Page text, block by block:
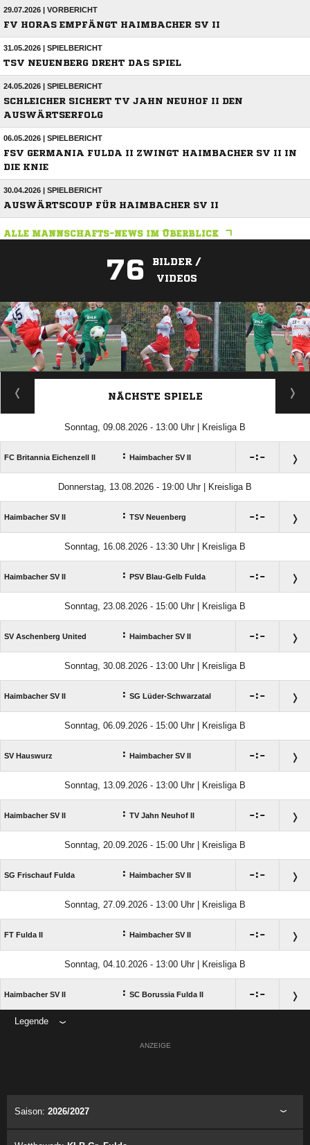
29.07.2026 | VORBERICHT
FV HORAS EMPFÄNGT HAIMBACHER SV II
31.05.2026 | SPIELBERICHT
TSV NEUENBERG DREHT DAS SPIEL
24.05.2026 | SPIELBERICHT
SCHLEICHER SICHERT TV JAHN NEUHOF II DEN
AUSWÄRTSERFOLG
06.05.2026 | SPIELBERICHT
FSV GERMANIA FULDA II ZWINGT HAIMBACHER SV II IN
DIE KNIE
30.04.2026 | SPIELBERICHT
AUSWÄRTSCOUP FÜR HAIMBACHER SV II
ALLE MANNSCHAFTS-NEWS IM ÜBERBLICK
76
BILDER /
VIDEOS
ANZEIGE
NÄCHSTE SPIELE
Sonntag, 09.08.2026 - 13:00 Uhr | Kreisliga B
FC Britannia Eichenzell II : Haimbacher SV II :
Donnerstag, 13.08.2026 - 19:00 Uhr | Kreisliga B
Haimbacher SV II : TSV Neuenberg :
Sonntag, 16.08.2026 - 13:30 Uhr | Kreisliga B
Haimbacher SV II : PSV Blau-Gelb Fulda :
Sonntag, 23.08.2026 - 15:00 Uhr | Kreisliga B
SV Aschenberg United : Haimbacher SV II :
Sonntag, 30.08.2026 - 13:00 Uhr | Kreisliga B
Haimbacher SV II : SG Lüder-Schwarzatal :
Sonntag, 06.09.2026 - 15:00 Uhr | Kreisliga B
SV Hauswurz : Haimbacher SV II :
Sonntag, 13.09.2026 - 13:00 Uhr | Kreisliga B
Haimbacher SV II : TV Jahn Neuhof II :
Sonntag, 20.09.2026 - 15:00 Uhr | Kreisliga B
SG Frischauf Fulda : Haimbacher SV II :
Sonntag, 27.09.2026 - 13:00 Uhr | Kreisliga B
FT Fulda II : Haimbacher SV II :
Sonntag, 04.10.2026 - 13:00 Uhr | Kreisliga B
Haimbacher SV II : SC Borussia Fulda II :
Legende
ANZEIGE
Saison: 2026/2027